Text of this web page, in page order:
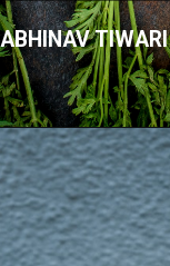
ABHINAV TIWARI